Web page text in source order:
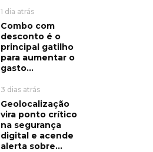
1 dia atrás
Combo com
desconto é o
principal gatilho
para aumentar o
gasto...
3 dias atrás
Geolocalização
vira ponto crítico
na segurança
digital e acende
alerta sobre...